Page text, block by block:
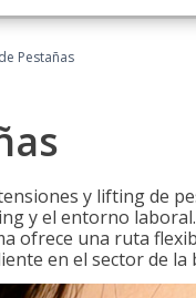
Pestañas
y lifting de
y el entorno
ofrece una ruta
en el sector de la